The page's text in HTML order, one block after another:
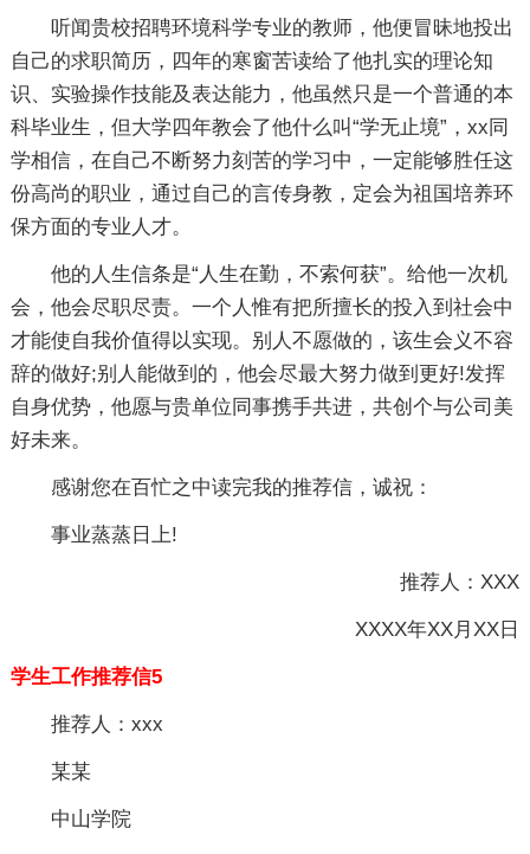
听闻贵校招聘环境科学专业的教师，他便冒昧地投出
自己的求职简历，四年的寒窗苦读给了他扎实的理论知
识、实验操作技能及表达能力，他虽然只是一个普通的本
科毕业生，但大学四年教会了他什么叫“学无止境”，xx同
学相信，在自己不断努力刻苦的学习中，一定能够胜任这
份高尚的职业，通过自己的言传身教，定会为祖国培养环
保方面的专业人才。
他的人生信条是“人生在勤，不索何获”。给他一次机
会，他会尽职尽责。一个人惟有把所擅长的投入到社会中
才能使自我价值得以实现。别人不愿做的，该生会义不容
辞的做好;别人能做到的，他会尽最大努力做到更好!发挥
自身优势，他愿与贵单位同事携手共进，共创个与公司美
好未来。
感谢您在百忙之中读完我的推荐信，诚祝：
事业蒸蒸日上!
推荐人：XXX
XXXX年XX月XX日
学生工作推荐信5
推荐人：xxx
某某
中山学院